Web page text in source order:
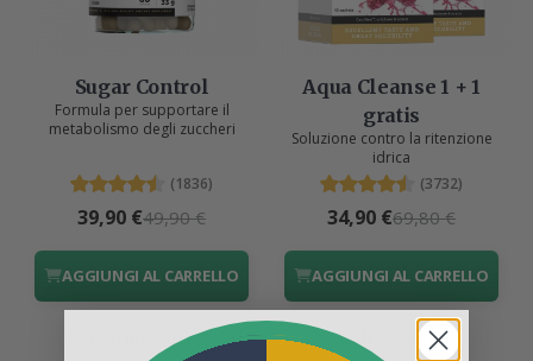
Sugar Control
Formula per supportare il
metabolismo degli zuccheri
(1836)
39,90 €49,90 €
AGGIUNGI AL CARRELLO
Vedi prodotto
Aqua Cleanse 1 + 1
gratis
Soluzione contro la ritenzione
idrica
(3732)
34,90 €69,80 €
AGGIUNGI AL CARRELLO
Vedi prodotto